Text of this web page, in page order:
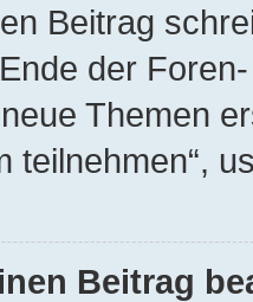
Beitrag
der
Themen
teilnehmen“,
Beitrag